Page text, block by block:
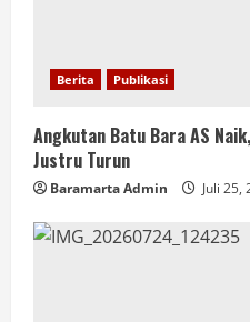
Berita Publikasi
Angkutan Batu Bara AS
Justru Turun
Baramarta Admin Juli 25,